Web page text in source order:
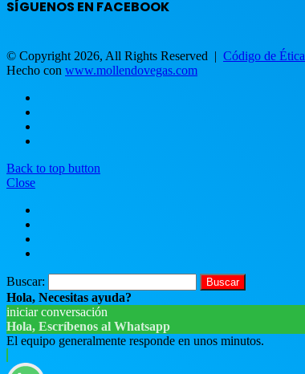
SÍGUENOS EN FACEBOOK
© Copyright 2026, All Rights Reserved | Código de Ética
Hecho con www.mollendovegas.com
Back to top button
Close
Buscar:
Hola, Necesitas ayuda?
iniciar conversación
Hola, Escríbenos al Whatsapp
El equipo generalmente responde en unos minutos.